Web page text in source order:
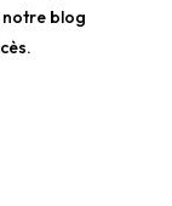
notre blog